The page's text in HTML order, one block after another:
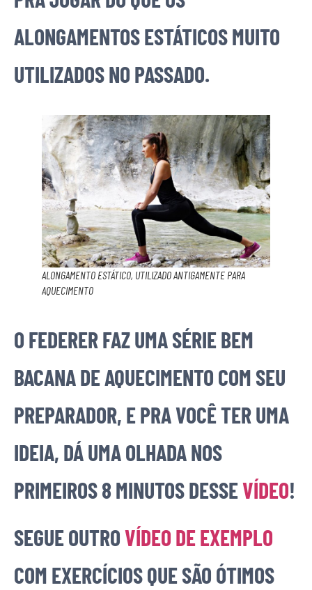
ALONGAMENTOS ESTÁTICOS MUITO
UTILIZADOS NO PASSADO.
ALONGAMENTO ESTÁTICO, UTILIZADO ANTIGAMENTE PARA
AQUECIMENTO
O FEDERER FAZ UMA SÉRIE BEM
BACANA DE AQUECIMENTO COM SEU
PREPARADOR, E PRA VOCÊ TER UMA
IDEIA, DÁ UMA OLHADA NOS
PRIMEIROS 8 MINUTOS DESSEVÍDEO!
SEGUE OUTROVÍDEO DE EXEMPLO
COM EXERCÍCIOS QUE SÃO ÓTIMOS